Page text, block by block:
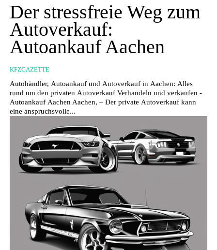
Der stressfreie Weg zum
Autoverkauf:
Autoankauf Aachen
KFZGAZETTE
Autohändler, Autoankauf und Autoverkauf in Aachen: Alles
rund um den privaten Autoverkauf Verhandeln und verkaufen -
Autoankauf Aachen Aachen, – Der private Autoverkauf kann
eine anspruchsvolle...